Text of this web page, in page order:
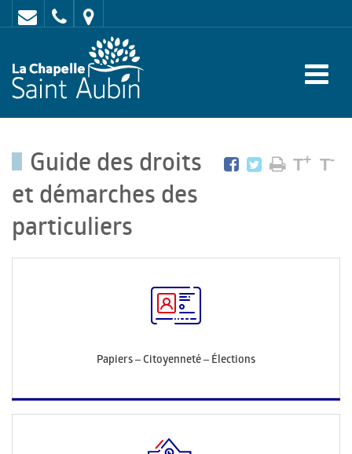
Contact
02
47
62
:
rue
de
-
LA
Guide des droits
et démarches des
particuliers
T+ T-
Papiers – Citoyenneté – Élections